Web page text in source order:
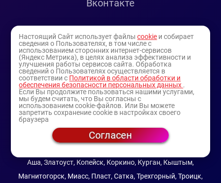
Вконтакте
Youtube
© 1994-2025
— торговая витрина ИП Булатов В.А.
Аша, Златоуст, Копейск, Коркино, Курган, Кыштым,
Магнитогорск, Миасс, Пласт, Сатка, Трехгорный, Троицк,
Настоящий Сайт использует файлыcookie и собирает
сведения о Пользователях, в том числе с
использованием сторонних интернет-сервисов
(Яндекс Метрика), в целях анализа эффективности и
улучшения работы сервисов сайта. Обработка
сведений о Пользователях осуществляется в
соответствии с Политикой в области обработки и
обеспечения безопасности персональных данных .
Если Вы продолжите пользоваться нашими услугами,
мы будем считать, что Вы согласны с
использованием cookie-файлов. Или Вы можете
запретить сохранение cookie в настройках своего
браузера
Согласен